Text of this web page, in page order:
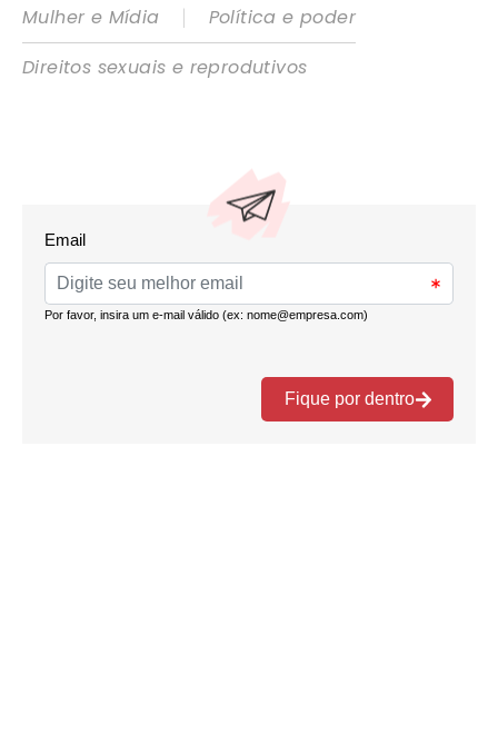
Mulher e Mídia
|
Política e poder
Direitos sexuais e reprodutivos